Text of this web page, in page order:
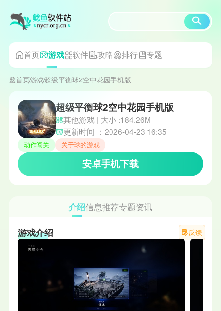
首页 游戏 软件 攻略 排行 专题
首页游戏超级平衡球2空中花园手机版
超级平衡球2空中花园手机版
其他游戏 | 大小 :184.26M
更新时间 ：2026-04-23 16:35
动作闯关 关于球的游戏
安卓手机下载
介绍信息推荐专题资讯
反馈
游戏介绍